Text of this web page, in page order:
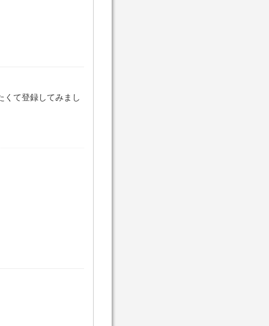
くて登録してみまし